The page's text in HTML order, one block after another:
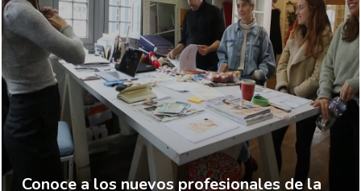
Conoce a los nuevos profesionales de la